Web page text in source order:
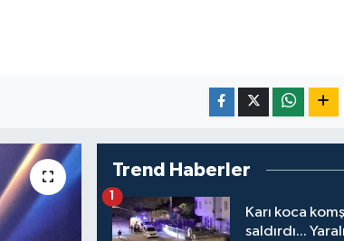
Trend Haberler
Karı koca
saldırdı...
1